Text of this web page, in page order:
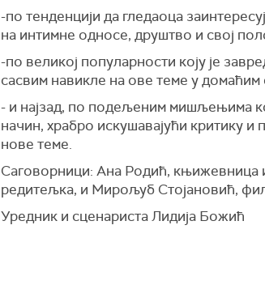
-по тенденцији да гледаоца
на интимне односе, друштво и свој
-по великој популарности коју је
сасвим навикле на ове теме у домаћим
- и најзад, по подељеним мишљењима
начин, храбро искушавајући критику и
нове теме.
Саговорници: Ана Родић, књижевница
редитељка, и Мирољуб Стојановић,
Уредник и сценариста Лидија Божић